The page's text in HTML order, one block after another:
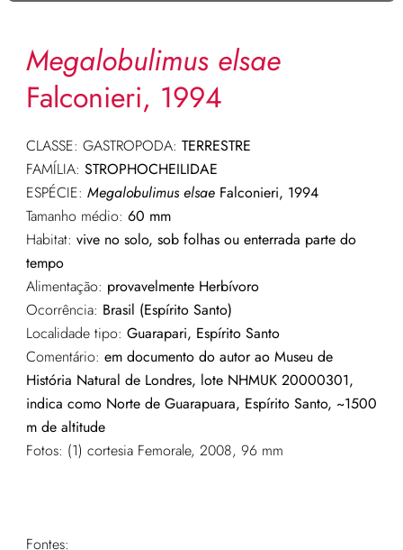
Megalobulimus elsae
Falconieri, 1994
CLASSE: GASTROPODA: TERRESTRE
FAMÍLIA: STROPHOCHEILIDAE
ESPÉCIE: Megalobulimus elsaeFalconieri, 1994
Tamanho médio: 60 mm
Habitat: vive no solo, sob folhas ou enterrada parte do
tempo
Alimentação: provavelmente Herbívoro
Ocorrência: Brasil (Espírito Santo)
Localidade tipo: Guarapari, Espírito Santo
Comentário: em documento do autor ao Museu de
História Natural de Londres, lote NHMUK 20000301,
indica como Norte de Guarapuara, Espírito Santo, ~1500
m de altitude
Fotos: (1) cortesia Femorale, 2008, 96 mm
Fontes: